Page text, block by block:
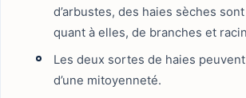
d’arbustes, des haies sèches
quant à elles, de branches et
Les deux sortes de haies
d’une mitoyenneté.